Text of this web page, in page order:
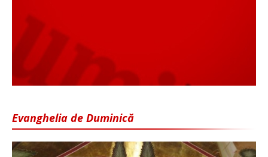
Evanghelia de Duminică